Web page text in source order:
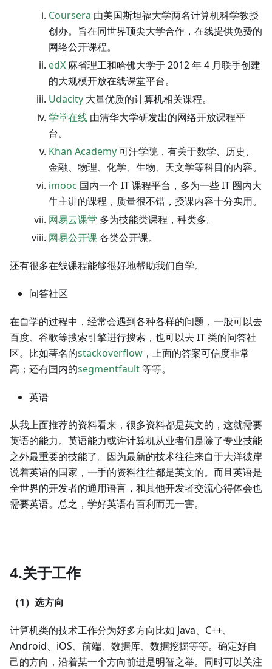
Coursera 由美国斯坦福大学两名计算机科学教授
创办。旨在同世界顶尖大学合作，在线提供免费的
网络公开课程。
edX 麻省理工和哈佛大学于 2012 年 4 月联手创建
的大规模开放在线课堂平台。
Udacity 大量优质的计算机相关课程。
学堂在线 由清华大学研发出的网络开放课程平
台。
Khan Academy可汗学院，有关于数学、历史、
金融、物理、化学、生物、天文学等科目的内容。
imooc 国内一个 IT 课程平台，多为一些 IT 圈内大
牛主讲的课程，质量很不错，授课内容十分实用。
网易云课堂 多为技能类课程，种类多。
网易公开课各类公开课。
还有很多在线课程能够很好地帮助我们自学。
问答社区
在自学的过程中，经常会遇到各种各样的问题，一般可以去
百度、谷歌等搜索引擎进行搜索，也可以去 IT 类的问答社
区。比如著名的stackoverflow ，上面的答案可信度非常
高；还有国内的segmentfault等等。
英语
从我上面推荐的资料看来，很多资料都是英文的，这就需要
英语的能力。英语能力或许计算机从业者们是除了专业技能
之外最重要的技能了。因为最新的技术往往来自于大洋彼岸
说着英语的国家，一手的资料往往都是英文的。而且英语是
全世界的开发者的通用语言，和其他开发者交流心得体会也
需要英语。总之，学好英语有百利而无一害。
4.关于工作
（1）选方向
计算机类的技术工作分为好多方向比如 Java、C++、
Android、iOS、前端、数据库、数据挖掘等等。确定好自
己的方向，沿着某一个方向前进是明智之举。同时可以关注